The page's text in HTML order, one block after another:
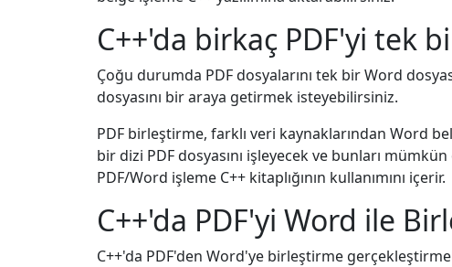
C++'da birkaç PDF'yi tek
Çoğu durumda PDF dosyalarını tek bir Word
dosyasını bir araya getirmek isteyebilirsiniz.
PDF birleştirme, farklı veri kaynaklarından Word
bir dizi PDF dosyasını işleyecek ve bunları
PDF/Word işleme C++ kitaplığının kullanımını içerir.
C++'da PDF'yi Word ile
C++'da PDF'den Word'ye birleştirme